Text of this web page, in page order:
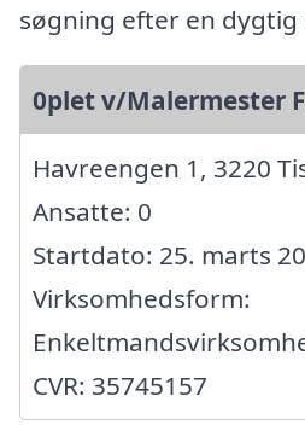
søgning efter en dygtig
0plet v/Malermester
Havreengen 1, 3220
Ansatte: 0
Startdato: 25. marts
Virksomhedsform:
CVR: 35745157